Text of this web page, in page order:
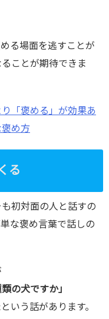
る場面を逃すことが
ことが期待できま
「褒める」が効果あ
め方
る
初対面の人と話すの
な褒め言葉で話しの
の犬ですか」
いう話があります。